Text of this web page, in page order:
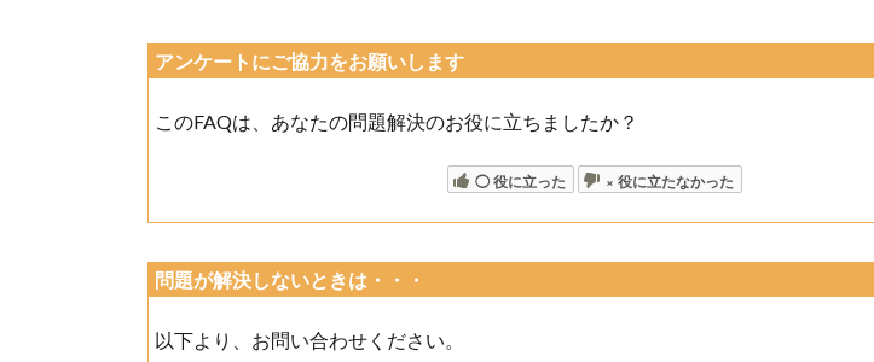
アンケートにご協力をお願いします
このFAQは、あなたの問題解決のお役に立ちましたか？
◯ 役に立った × 役に立たなかった
問題が解決しないときは・・・
以下より、お問い合わせください。